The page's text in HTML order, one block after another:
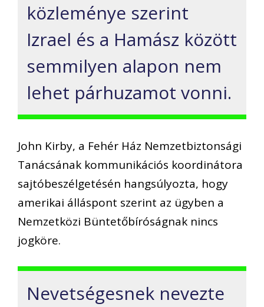
közleménye szerint
Izrael és a Hamász között
semmilyen alapon nem
lehet párhuzamot vonni.
John Kirby, a Fehér Ház Nemzetbiztonsági
Tanácsának kommunikációs koordinátora
sajtóbeszélgetésén hangsúlyozta, hogy
amerikai álláspont szerint az ügyben a
Nemzetközi Büntetőbíróságnak nincs
jogköre.
Nevetségesnek nevezte